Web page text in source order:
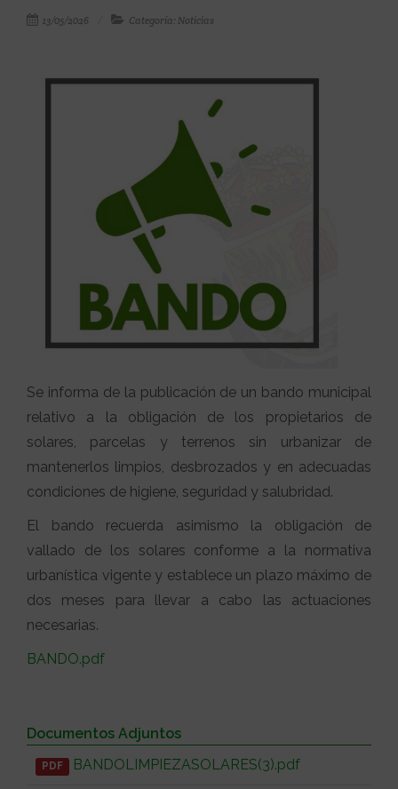
13/05/2026 Categoría: Noticias
Se informa de la publicación de un bando municipal
relativo a la obligación de los propietarios de
solares, parcelas y terrenos sin urbanizar de
mantenerlos limpios, desbrozados y en adecuadas
condiciones de higiene, seguridad y salubridad.
El bando recuerda asimismo la obligación de
vallado de los solares conforme a la normativa
urbanística vigente y establece un plazo máximo de
dos meses para llevar a cabo las actuaciones
necesarias.
BANDO.pdf
Documentos Adjuntos
PDF BANDOLIMPIEZASOLARES(3).pdf